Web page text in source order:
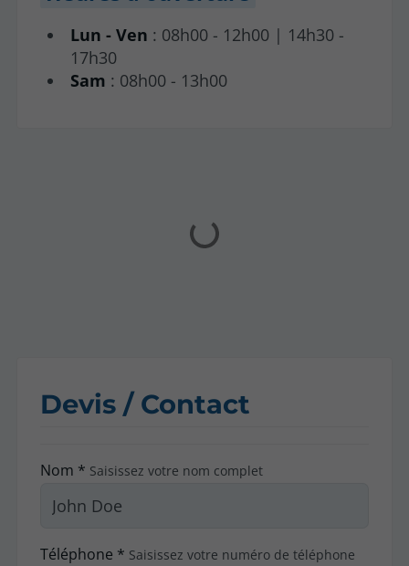
Lun - Ven : 08h00 - 12h00 | 14h30 -
17h30
Sam : 08h00 - 13h00
Devis / Contact
Nom * Saisissez votre nom complet
Téléphone * Saisissez votre numéro de téléphone